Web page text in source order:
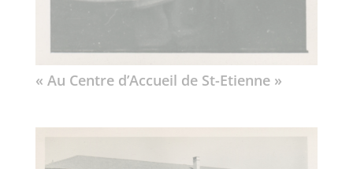
« Au Centre d’Accueil de St-Etienne »